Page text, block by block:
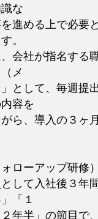
な
める上で必要
。
社が指名する
メ
して、毎週提
容を
、導入の３ヶ月
ローアップ研修）
て入社後３年間
「１
半」の節目で